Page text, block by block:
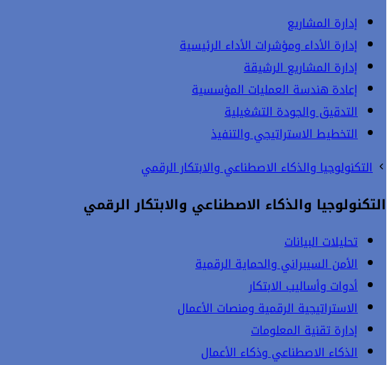
إدارة المشاريع
إدارة الأداء ومؤشرات الأداء الرئيسية
إدارة المشاريع الرشيقة
إعادة هندسة العمليات المؤسسية
التدقيق والجودة التشغيلية
التخطيط الاستراتيجي والتنفيذ
التكنولوجيا والذكاء الاصطناعي والابتكار الرقمي
التكنولوجيا والذكاء الاصطناعي والابتكار الرقمي
تحليلات البيانات
الأمن السيبراني والحماية الرقمية
أدوات وأساليب الابتكار
الاستراتيجية الرقمية ومنصات الأعمال
إدارة تقنية المعلومات
الذكاء الاصطناعي وذكاء الأعمال